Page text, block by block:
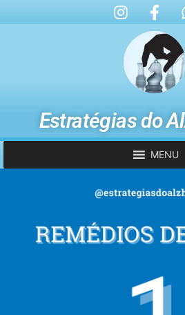
Estratégias do
MENU